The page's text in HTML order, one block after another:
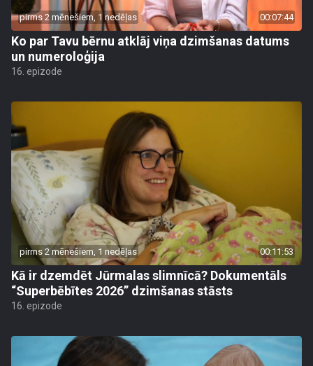
pirms 2 mēnešiem, 1 nedēļas 00:07:44
Ko par Tavu bērnu atklāj viņa dzimšanas datums
un numeroloģija
16. epizode
pirms 2 mēnešiem, 1 nedēļas 00:11:53
Kā ir dzemdēt Jūrmalas slimnīcā? Dokumentāls
“Superbēbītes 2026” dzimšanas stāsts
16. epizode